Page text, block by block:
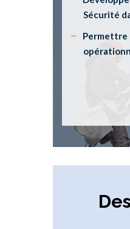
Sécurité
Permettre